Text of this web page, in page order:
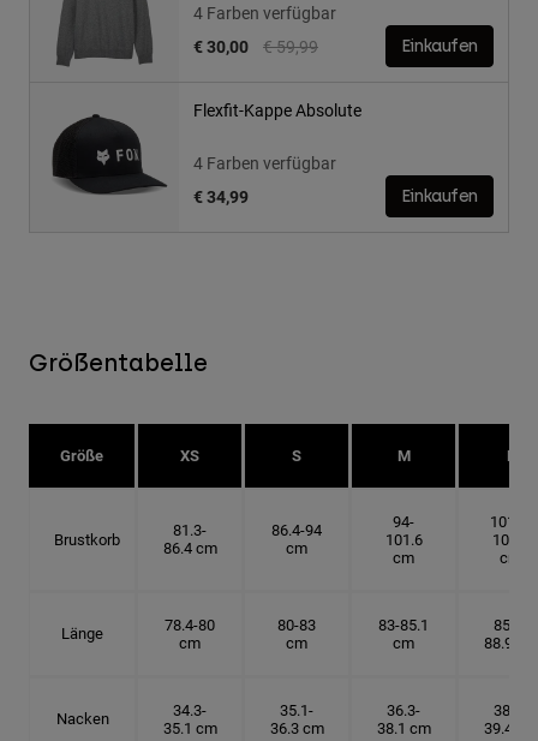
4 Farben verfügbar
Price reduced from
€ 59,99to
€ 30,00 Einkaufen
Flexfit-Kappe Absolute
4 Farben verfügbar
€ 34,99
Einkaufen
Größentabelle
Größe XS S M L
Brustkorb
81.3-
86.4 cm
86.4-94
cm
94-
101.6
cm
101.6-
109.2
cm
Länge
78.4-80
cm
80-83
cm
83-85.1
cm
85.1-
88.9 cm
Nacken
34.3-
35.1 cm
35.1-
36.3 cm
36.3-
38.1 cm
38.1-
39.4 cm